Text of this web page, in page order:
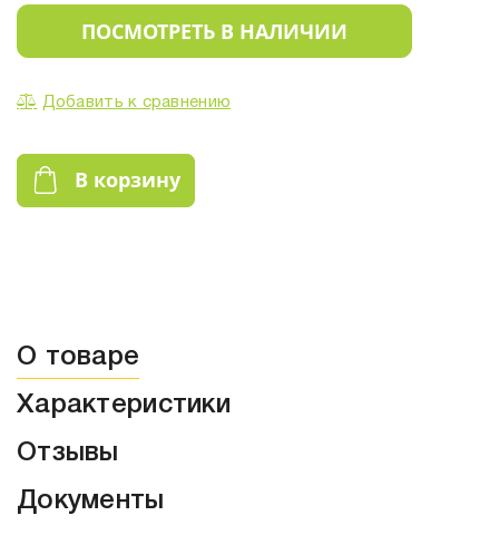
ПОСМОТРЕТЬ В НАЛИЧИИ
Добавить к сравнению
В корзину
О товаре
Характеристики
Отзывы
Документы